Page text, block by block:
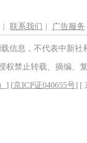
| 联系我们 | 广告服务
信息，不代表中新
权禁止转载、摘编、
] [京ICP证040655号] [